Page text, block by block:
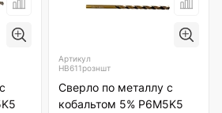
Артикул
HB611розншт
Сверло по металлу с
кобальтом 5% P6M5K5